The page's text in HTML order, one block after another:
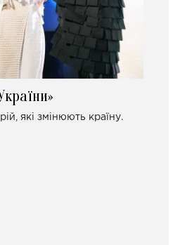
які змінюють країну.